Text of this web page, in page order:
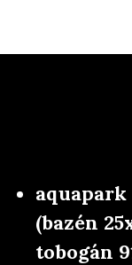
(bazén
tobogán